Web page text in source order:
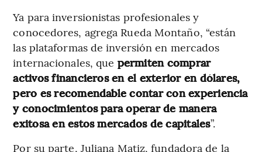
Ya para inversionistas profesionales y
conocedores, agrega Rueda Montaño, “están
las plataformas de inversión en mercados
internacionales, que permiten comprar
activos financieros en el exterior en dólares,
pero es recomendable contar con experiencia
y conocimientos para operar de manera
exitosa en estos mercados de capitales”.
Por su parte, Juliana Matiz, fundadora de la